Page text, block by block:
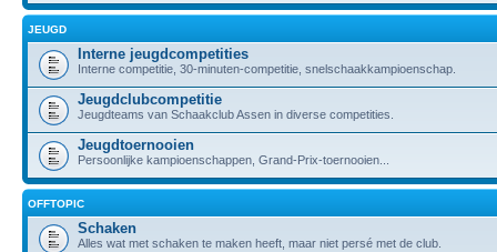
JEUGD
Interne jeugdcompetities
Interne competitie, 30-minuten-competitie, snelschaakkampioenschap.
Jeugdclubcompetitie
Jeugdteams van Schaakclub Assen in diverse competities.
Jeugdtoernooien
Persoonlijke kampioenschappen, Grand-Prix-toernooien...
OFFTOPIC
Schaken
Alles wat met schaken te maken heeft, maar niet persé met de club.